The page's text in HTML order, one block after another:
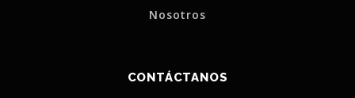
Nosotros
CONTÁCTANOS